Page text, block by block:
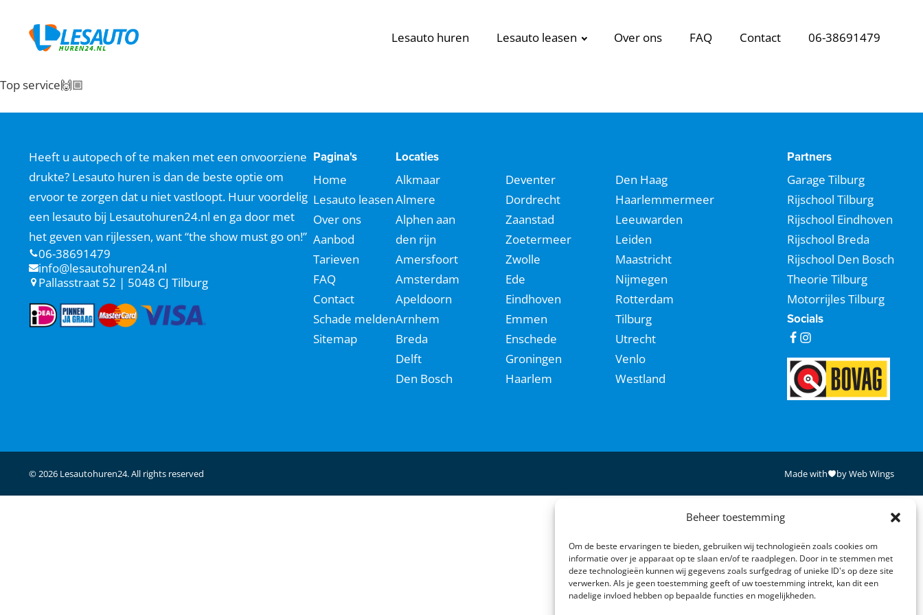
Beheer toestemming
Om de beste ervaringen te bieden, gebruiken wij technologieën zoals cookies om
informatie over je apparaat op te slaan en/of te raadplegen. Door in te stemmen met
deze technologieën kunnen wij gegevens zoals surfgedrag of unieke ID's op deze site
verwerken. Als je geen toestemming geeft of uw toestemming intrekt, kan dit een
nadelige invloed hebben op bepaalde functies en mogelijkheden.
Lesauto huren Lesauto leasen Over ons FAQ Contact 06-38691479
Top service🙌🏼
Heeft u autopech of te maken met een onvoorziene
drukte? Lesauto huren is dan de beste optie om
ervoor te zorgen dat u niet vastloopt. Huur voordelig
een lesauto bij Lesautohuren24.nl en ga door met
het geven van rijlessen, want “the show must go on!”
06-38691479
info@lesautohuren24.nl
Pallasstraat 52 | 5048 CJ Tilburg
Pagina's
Home
Lesauto leasen
Over ons
Aanbod
Tarieven
FAQ
Contact
Schade melden
Sitemap
Locaties
Alkmaar
Almere
Alphen aan
den rijn
Amersfoort
Amsterdam
Apeldoorn
Arnhem
Breda
Delft
Den Bosch
Deventer
Dordrecht
Zaanstad
Zoetermeer
Zwolle
Ede
Eindhoven
Emmen
Enschede
Groningen
Haarlem
Den Haag
Haarlemmermeer
Leeuwarden
Leiden
Maastricht
Nijmegen
Rotterdam
Tilburg
Utrecht
Venlo
Westland
Partners
Garage Tilburg
Rijschool Tilburg
Rijschool Eindhoven
Rijschool Breda
Rijschool Den Bosch
Theorie Tilburg
Motorrijles Tilburg
Socials
© 2026 Lesautohuren24. All rights reserved Made with by Web Wings